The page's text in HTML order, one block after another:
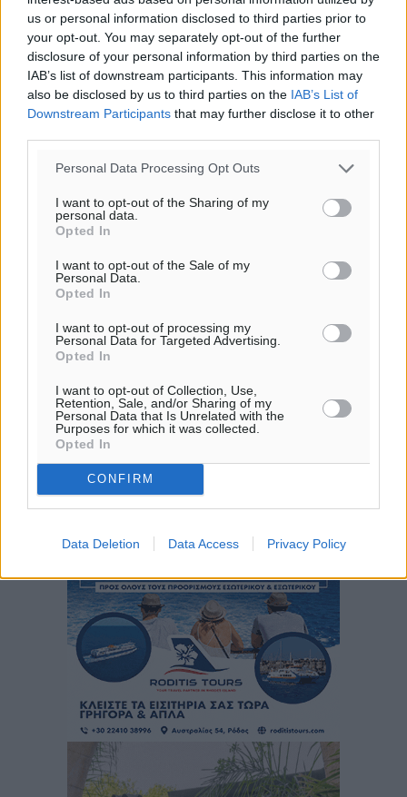
us or personal information disclosed to third parties prior to
your opt-out. You may separately opt-out of the further
disclosure of your personal information by third parties on the
IAB’s list of downstream participants. This information may
also be disclosed by us to third parties on the IAB’s List of
Downstream Participants that may further disclose it to other
Personal Data Processing Opt Outs
I want to opt-out of the Sharing of my
personal data.
Opted In
I want to opt-out of the Sale of my
Personal Data.
Opted In
I want to opt-out of processing my
Personal Data for Targeted Advertising.
Opted In
I want to opt-out of Collection, Use,
Retention, Sale, and/or Sharing of my
Personal Data that Is Unrelated with the
Purposes for which it was collected.
Opted In
CONFIRM
Data Deletion Data Access Privacy Policy
της Δημοκρατικής.
αίθριος καιρός
km/h
°
πρόγνωση:
ΤΡ